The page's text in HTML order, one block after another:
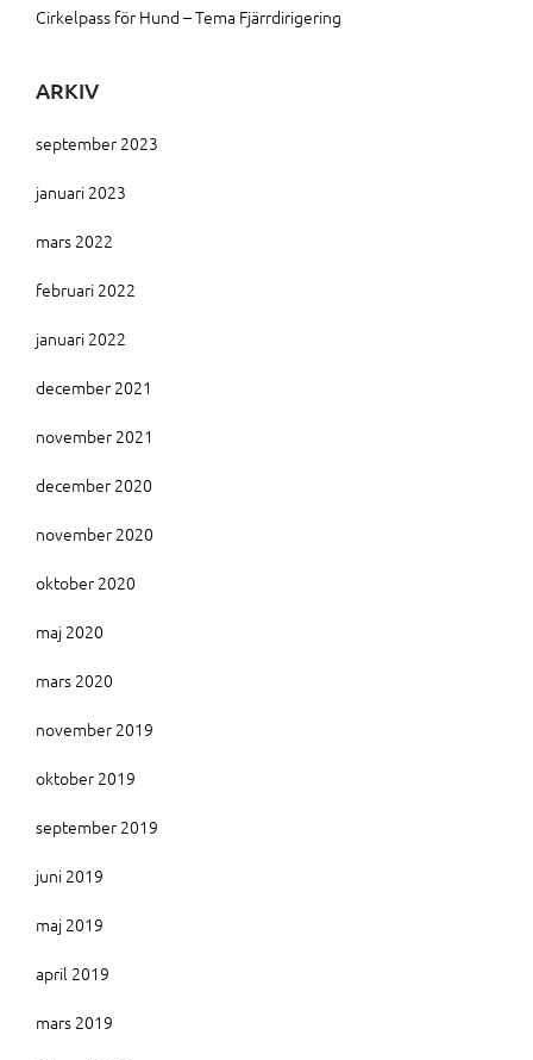
Cirkelpass för Hund – Tema Fjärrdirigering
ARKIV
september 2023
januari 2023
mars 2022
februari 2022
januari 2022
december 2021
november 2021
december 2020
november 2020
oktober 2020
maj 2020
mars 2020
november 2019
oktober 2019
september 2019
juni 2019
maj 2019
april 2019
mars 2019